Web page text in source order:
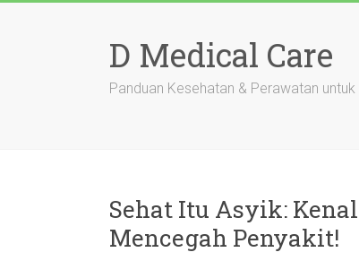
D Medical Care
Panduan Kesehatan & Perawatan
Sehat Itu Asyik:
Mencegah Penyakit!